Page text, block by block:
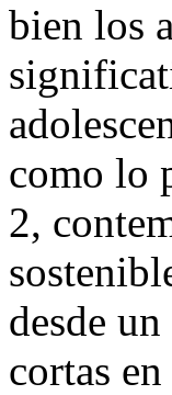
bien los
como lo
2,
desde
cortas